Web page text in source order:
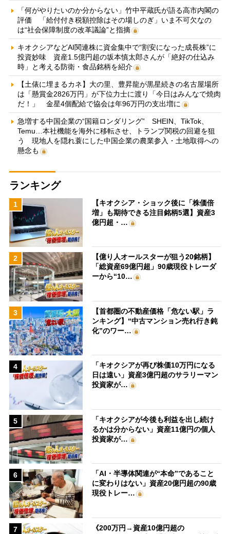
「何がやりたいのか分からない」竹中平蔵氏が語る高市内閣の
評価 「給付付き税額控除はその場しのぎ」いま不可欠なの
は“社会保障制度の改革議論”と指摘
キオクシアなどAI関連株に資金集中で“割安になった成長株”に
投資妙味 資産1.5億円超の坂本慎太郎さんが「絶好の仕込み
時」と考える防衛・食品銘柄を紹介
【土俵に埋まるカネ】大の里、豊昇龍が黒星続きの名古屋場所
は「懸賞金2826万円」が下位力士に渡り「今日はみんなで焼肉
だ！」 金星4個配給で協会は年96万円の支出増に
急増する中国企業の“国籍ロンダリング” SHEIN、TikTok、
Temu…本社機能を海外に移転させ、トランプ関税の回避を狙
う 現地人を隠れ蓑にした中国企業の農業参入・土地取得への
懸念も
ランキング
1
【キオクシア・ショック後に「株価倍
増」も期待できる注目銘柄5選】資産3
億円超・…
2
【億り人オールスターが狙う20銘柄】
「総資産69億円超」90歳現役トレーダ
ーから“10…
3
【首都圏の不動産価格「危ない駅」ラ
ンキング】“中古マンション売れ行き鈍
化”のワー…
4
「キオクシアが再び株価10万円になる
日は遠い」資産3億円超のサラリーマン
投資家が…
5
「キオクシアが今後も利益を出し続け
るかは分からない」資産11億円の個人
投資家が…
6
「AI・半導体関連が“本命”であること
に変わりはない」資産20億円超の90歳
現役トレー…
7
《200万円→資産10億円超の